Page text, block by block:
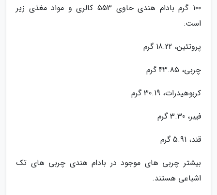
100 گرم بادام هندی حاوی 553 کالری و مواد مغذی زیر
است:
پروتئین، 18.22 گرم
چربی، 43.85 گرم
کربوهیدرات، 30.19 گرم
فیبر، 3.30 گرم
قند، 5.91 گرم
بیشتر چربی های موجود در بادام هندی چربی های تک
اشباعی هستند.